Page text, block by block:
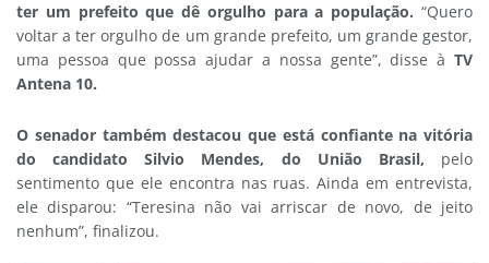
ter um prefeito que dê orgulho para a população. “Quero
voltar a ter orgulho de um grande prefeito, um grande gestor,
uma pessoa que possa ajudar a nossa gente”, disse à TV
Antena 10.
O senador também destacou que está confiante na vitória
do candidato Silvio Mendes, do União Brasil, pelo
sentimento que ele encontra nas ruas. Ainda em entrevista,
ele disparou: “Teresina não vai arriscar de novo, de jeito
nenhum”, finalizou.